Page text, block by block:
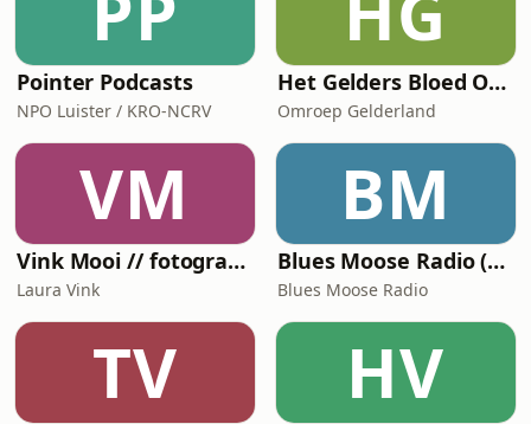
Pointer Podcasts
NPO Luister / KRO-NCRV
Het Gelders Bloed Orkest
Omroep Gelderland
VM
Vink Mooi // fotografiepodcast die verder gaat dan het kader
Laura Vink
BM
Blues Moose Radio (Blues music)
Blues Moose Radio
TV HV